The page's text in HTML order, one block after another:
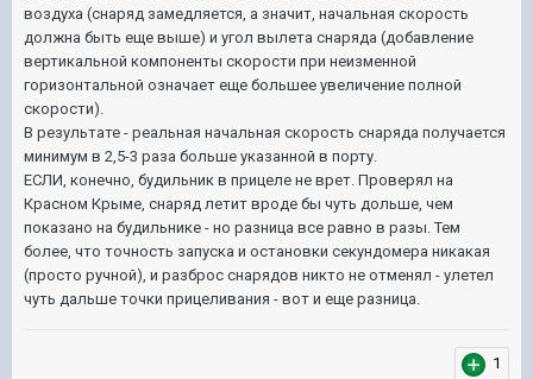
воздуха (снаряд замедляется, а значит, начальная скорость
должна быть еще выше) и угол вылета снаряда (добавление
вертикальной компоненты скорости при неизменной
горизонтальной означает еще большее увеличение полной
скорости).
В результате - реальная начальная скорость снаряда получается
минимум в 2,5-3 раза больше указанной в порту.
ЕСЛИ, конечно, будильник в прицеле не врет. Проверял на
Красном Крыме, снаряд летит вроде бы чуть дольше, чем
показано на будильнике - но разница все равно в разы. Тем
более, что точность запуска и остановки секундомера никакая
(просто ручной), и разброс снарядов никто не отменял - улетел
чуть дальше точки прицеливания - вот и еще разница.
1